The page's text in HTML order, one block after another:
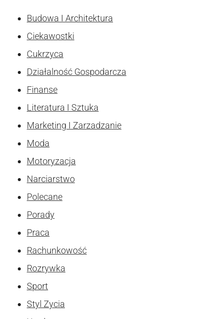
Budowa I Architektura
Ciekawostki
Cukrzyca
Działalność Gospodarcza
Finanse
Literatura I Sztuka
Marketing I Zarzadzanie
Moda
Motoryzacja
Narciarstwo
Polecane
Porady
Praca
Rachunkowość
Rozrywka
Sport
Styl Zycia